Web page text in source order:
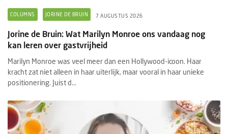
COLUMNS JORINE DE BRUIN 7 AUGUSTUS 2026
Jorine de Bruin: Wat Marilyn Monroe ons vandaag nog
kan leren over gastvrijheid
Marilyn Monroe was veel meer dan een Hollywood-icoon. Haar
kracht zat niet alleen in haar uiterlijk, maar vooral in haar unieke
positionering. Juist d...